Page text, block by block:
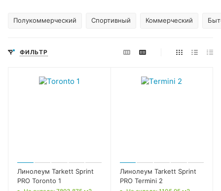
Полукоммерческий Спортивный Коммерческий
ФИЛЬТР
Линолеум Tarkett Sprint
PRO Toronto 1
Линолеум Tarkett Sprint
PRO Termini 2